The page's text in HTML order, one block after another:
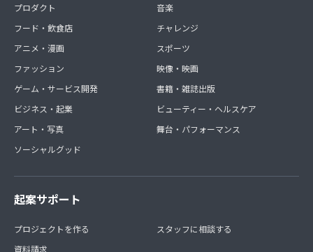
プロダクト
フード・飲食店
アニメ・漫画
ファッション
ゲーム・サービス開発
ビジネス・起業
アート・写真
ソーシャルグッド
音楽
チャレンジ
スポーツ
映像・映画
書籍・雑誌出版
ビューティー・ヘルスケア
舞台・パフォーマンス
起案サポート
プロジェクトを作る
資料請求
スタッフに相談する